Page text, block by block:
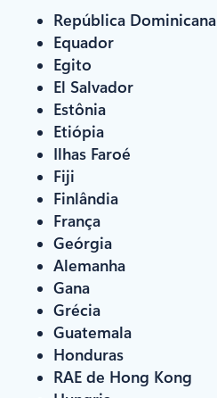
República Dominicana
Equador
Egito
El Salvador
Estônia
Etiópia
Ilhas Faroé
Fiji
Finlândia
França
Geórgia
Alemanha
Gana
Grécia
Guatemala
Honduras
RAE de Hong Kong